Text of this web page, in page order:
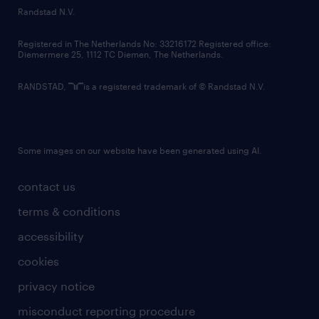
country websites
contact us
terms & conditions
accessibility
cookies
privacy notice
misconduct reporting procedure
Randstad N.V.
Registered in The Netherlands No: 33216172 Registered office:
Diemermere 25, 1112 TC Diemen, The Netherlands.
RANDSTAD, is a registered trademark of © Randstad N.V.
Some images on our website have been generated using AI.